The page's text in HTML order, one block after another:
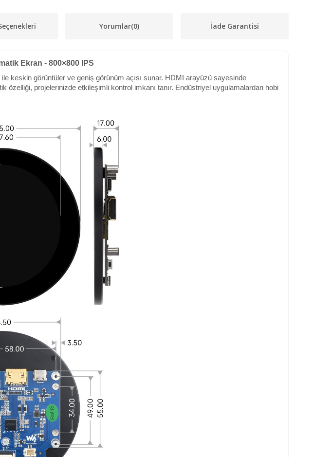
Yorumlar(0) İade Garantisi
Ekran - 800×800 IPS
keskin görüntüler ve geniş görünüm açısı sunar. HDMI arayüzü sayesinde
projelerinizde etkileşimli kontrol imkanı tanır. Endüstriyel uygulamalardan hobi